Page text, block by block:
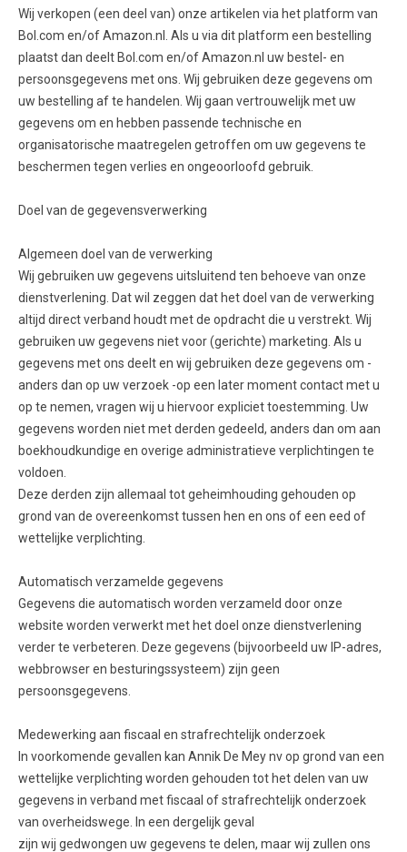
Wij verkopen (een deel van) onze artikelen via het platform van
Bol.com en/of Amazon.nl. Als u via dit platform een bestelling
plaatst dan deelt Bol.com en/of Amazon.nl uw bestel- en
persoonsgegevens met ons. Wij gebruiken deze gegevens om
uw bestelling af te handelen. Wij gaan vertrouwelijk met uw
gegevens om en hebben passende technische en
organisatorische maatregelen getroffen om uw gegevens te
beschermen tegen verlies en ongeoorloofd gebruik.
Doel van de gegevensverwerking
Algemeen doel van de verwerking
Wij gebruiken uw gegevens uitsluitend ten behoeve van onze
dienstverlening. Dat wil zeggen dat het doel van de verwerking
altijd direct verband houdt met de opdracht die u verstrekt. Wij
gebruiken uw gegevens niet voor (gerichte) marketing. Als u
gegevens met ons deelt en wij gebruiken deze gegevens om -
anders dan op uw verzoek -op een later moment contact met u
op te nemen, vragen wij u hiervoor expliciet toestemming. Uw
gegevens worden niet met derden gedeeld, anders dan om aan
boekhoudkundige en overige administratieve verplichtingen te
voldoen.
Deze derden zijn allemaal tot geheimhouding gehouden op
grond van de overeenkomst tussen hen en ons of een eed of
wettelijke verplichting.
Automatisch verzamelde gegevens
Gegevens die automatisch worden verzameld door onze
website worden verwerkt met het doel onze dienstverlening
verder te verbeteren. Deze gegevens (bijvoorbeeld uw IP-adres,
webbrowser en besturingssysteem) zijn geen
persoonsgegevens.
Medewerking aan fiscaal en strafrechtelijk onderzoek
In voorkomende gevallen kan Annik De Mey nv op grond van een
wettelijke verplichting worden gehouden tot het delen van uw
gegevens in verband met fiscaal of strafrechtelijk onderzoek
van overheidswege. In een dergelijk geval
zijn wij gedwongen uw gegevens te delen, maar wij zullen ons